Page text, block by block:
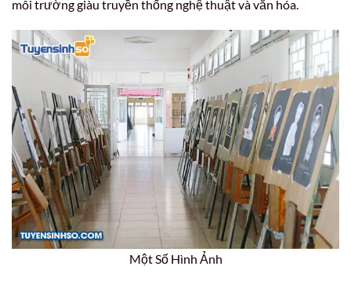
môi trường giàu truyền thống nghệ thuật và văn hóa.
Một Số Hình Ảnh